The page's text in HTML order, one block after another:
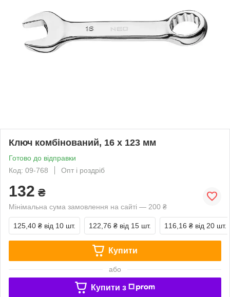
Ключ комбінований, 16 x 123 мм
Готово до відправки
Код: 09-768
Опт і роздріб
132 ₴
Мінімальна сума замовлення на сайті — 200 ₴
125,40 ₴ від 10 шт. 122,76 ₴ від 15 шт. 116,16 ₴ від 20 шт.
Купити
або
Купити з